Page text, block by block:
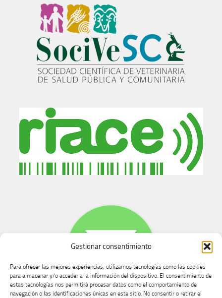
Gestionar consentimiento
Para ofrecer las mejores experiencias, utilizamos tecnologías como las cookies
para almacenar y/o acceder a la información del dispositivo. El consentimiento de
estas tecnologías nos permitirá procesar datos como el comportamiento de
navegación o las identificaciones únicas en este sitio. No consentir o retirar el